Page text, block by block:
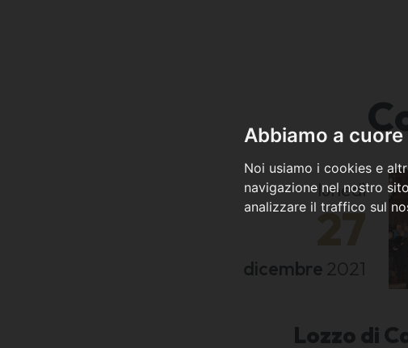
Abbiamo a
Noi usiamo i cookies e
navigazione nel nostro
analizzare il traffico sul
lunedì
27
dicembre 2021
Lozzo di